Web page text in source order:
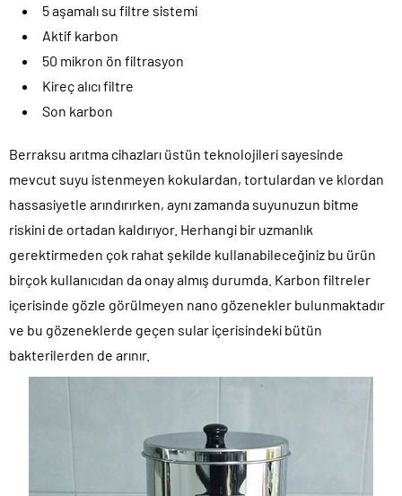
5 aşamalı su filtre sistemi
Aktif karbon
50 mikron ön filtrasyon
Kireç alıcı filtre
Son karbon
Berraksu arıtma cihazları üstün teknolojileri sayesinde
mevcut suyu istenmeyen kokulardan, tortulardan ve klordan
hassasiyetle arındırırken, aynı zamanda suyunuzun bitme
riskini de ortadan kaldırıyor. Herhangi bir uzmanlık
gerektirmeden çok rahat şekilde kullanabileceğiniz bu ürün
birçok kullanıcıdan da onay almış durumda. Karbon filtreler
içerisinde gözle görülmeyen nano gözenekler bulunmaktadır
ve bu gözeneklerde geçen sular içerisindeki bütün
bakterilerden de arınır.